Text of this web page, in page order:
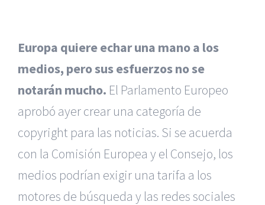
Europa quiere echar una mano a los
medios, pero sus esfuerzos no se
notarán mucho. El Parlamento Europeo
aprobó ayer crear una categoría de
copyright para las noticias. Si se acuerda
con la Comisión Europea y el Consejo, los
medios podrían exigir una tarifa a los
motores de búsqueda y las redes sociales